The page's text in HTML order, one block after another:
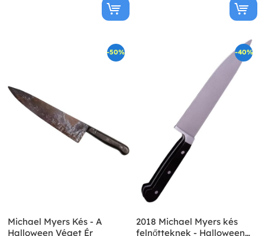
-50%
Michael Myers Kés - A
Halloween Véget Ér
-40%
2018 Michael Myers kés
felnőtteknek - Halloween